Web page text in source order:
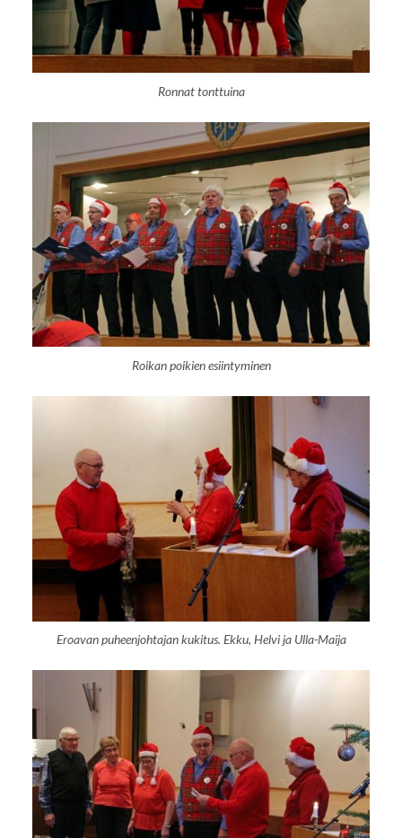
Ronnat tonttuina
Roikan poikien esiintyminen
Eroavan puheenjohtajan kukitus. Ekku, Helvi ja Ulla-Maija